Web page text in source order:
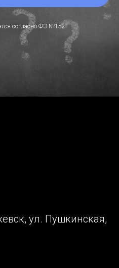
согласно ФЗ №152
ул. Пушкинская,